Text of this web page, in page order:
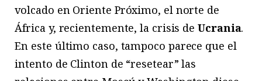
volcado en Oriente Próximo, el norte de
África y, recientemente, la crisis deUcrania.
En este último caso, tampoco parece que el
intento de Clinton de “resetear” las